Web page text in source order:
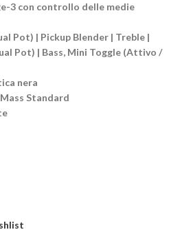
3 con controllo delle medie
Pot) | Pickup Blender | Treble |
Pot) | Bass, Mini Toggle (Attivo /
nera
Standard